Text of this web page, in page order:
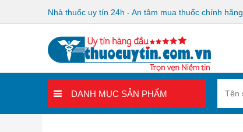
Nhà thuốc uy tín 24h - An tâm mua thuốc chính hãng
DANH MỤC SẢN PHẨM